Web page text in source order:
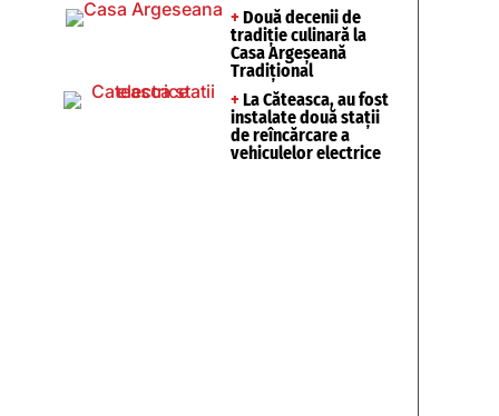
+ Două decenii de
tradiție culinară la
Casa Argeșeană
Tradițional
+ La Căteasca, au fost
instalate două stații
de reîncărcare a
vehiculelor electrice